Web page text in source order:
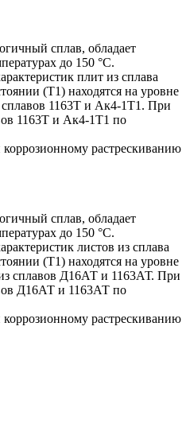
сплав, обладает
до 150 °С.
плит из сплава
(Т1) находятся на уровне
сплавов 1163Т и Ак4-1Т1. При
1163Т и Ак4-1Т1 по
растрескиванию
сплав, обладает
до 150 °С.
листов из сплава
(Т1) находятся на уровне
сплавов Д16АТ и 1163АТ. При
Д16АТ и 1163АТ по
растрескиванию